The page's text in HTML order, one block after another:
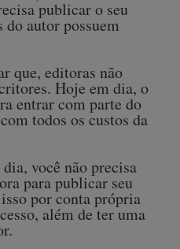
publicar o seu
autor possuem
que, editoras não
Hoje em dia, o
entrar com parte do
todos os custos da
você não precisa
para publicar seu
por conta própria
além de ter uma